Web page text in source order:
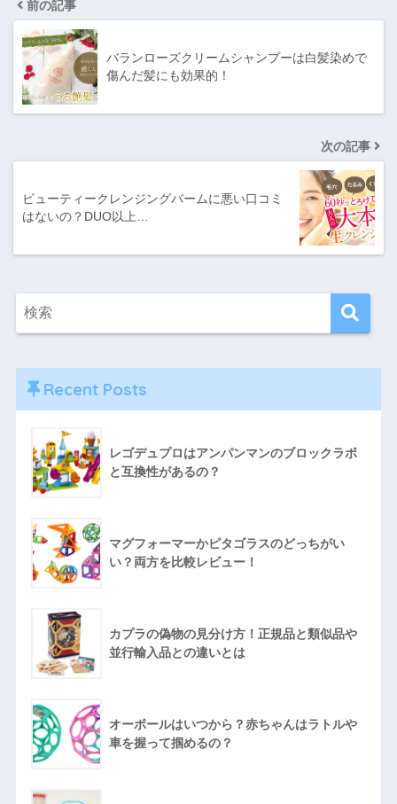
前の記事
バランローズクリームシャンプーは白髪染めで
傷んだ髪にも効果的！
次の記事
ビューティークレンジングバームに悪い口コミ
はないの？DUO以上…
Recent Posts
レゴデュプロはアンパンマンのブロックラボ
と互換性があるの？
マグフォーマーかピタゴラスのどっちがい
い？両方を比較レビュー！
カプラの偽物の見分け方！正規品と類似品や
並行輸入品との違いとは
オーボールはいつから？赤ちゃんはラトルや
車を握って掴めるの？